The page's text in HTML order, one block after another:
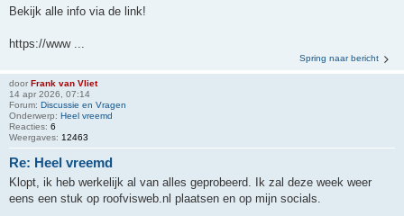
Bekijk alle info via de link!
https://www ...
Spring naar bericht
door Frank van Vliet
14 apr 2026, 07:14
Forum: Discussie en Vragen
Onderwerp: Heel vreemd
Reacties: 6
Weergaves: 12463
Re: Heel vreemd
Klopt, ik heb werkelijk al van alles geprobeerd. Ik zal deze week weer
eens een stuk op roofvisweb.nl plaatsen en op mijn socials.